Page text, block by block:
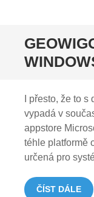
I přesto, že to
vypadá v
appstore
téhle platformě
určená pro
ČÍST DÁLE